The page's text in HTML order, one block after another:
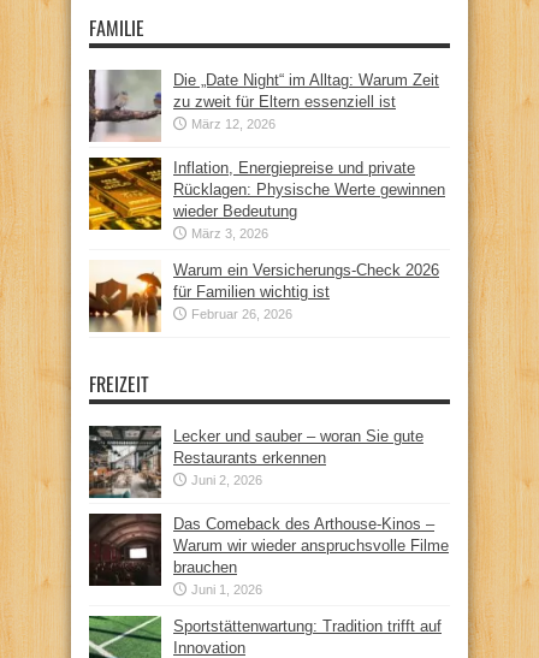
FAMILIE
Die „Date Night“ im Alltag: Warum Zeit
zu zweit für Eltern essenziell ist
März 12, 2026
Inflation, Energiepreise und private
Rücklagen: Physische Werte gewinnen
wieder Bedeutung
März 3, 2026
Warum ein Versicherungs-Check 2026
für Familien wichtig ist
Februar 26, 2026
FREIZEIT
Lecker und sauber – woran Sie gute
Restaurants erkennen
Juni 2, 2026
Das Comeback des Arthouse-Kinos –
Warum wir wieder anspruchsvolle Filme
brauchen
Juni 1, 2026
Sportstättenwartung: Tradition trifft auf
Innovation